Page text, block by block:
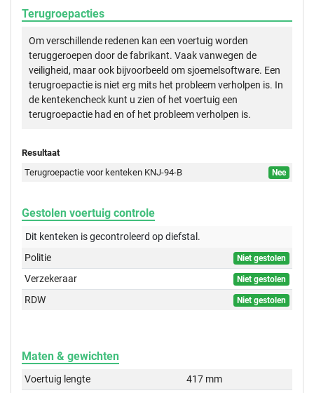
Terugroepacties
Om verschillende redenen kan een voertuig worden
teruggeroepen door de fabrikant. Vaak vanwegen de
veiligheid, maar ook bijvoorbeeld om sjoemelsoftware. Een
terugroepactie is niet erg mits het probleem verholpen is. In
de kentekencheck kunt u zien of het voertuig een
terugroepactie had en of het probleem verholpen is.
Resultaat
Terugroepactie voor kenteken KNJ-94-B
Nee
Gestolen voertuig controle
Dit kenteken is gecontroleerd opdiefstal.
Politie
Niet gestolen
Verzekeraar Niet gestolen
RDW Niet gestolen
Maten & gewichten
Voertuig lengte
417 mm